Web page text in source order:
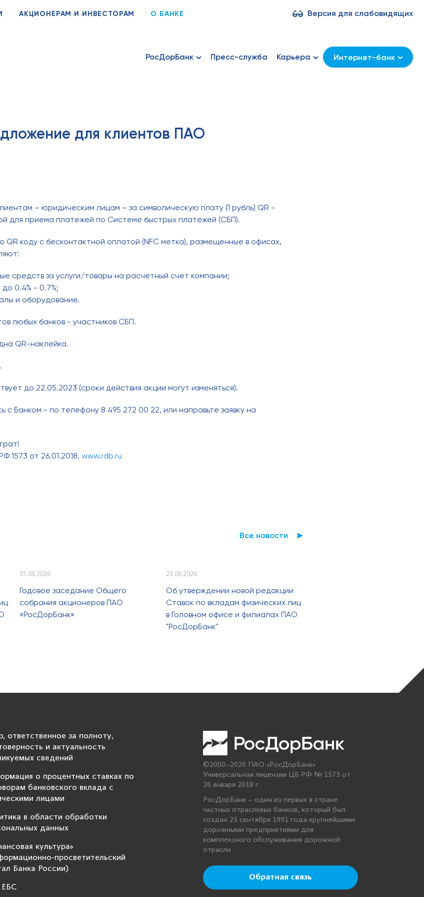
АКЦИОНЕРАМ И ИНВЕСТОРАМ О БАНКЕ Версия для слабовидящих
РосДорБанк Пресс-служба Карьера Интернет-банк
для клиентов ПАО
– юридическим лицам – за символическую плату (1 рубль) QR -
для приема платежей по Системе быстрых платежей (СБП).
коду с бесконтактной оплатой (NFC метка), размещенные в офисах,
средств за услуги/товары на расчетный счет компании;
0.4% - 0.7%;
и оборудование.
любых банков - участников СБП.
QR-наклейка.
до 22.05.2023 (сроки действия акции могут изменяться).
с Банком - по телефону 8 495 272 00 22, или направьте заявку на
1573 от 26.01.2018, www.rdb.ru
Все новости
25.06.2026
Годовое заседание Общего
собрания акционеров ПАО
«РосДорБанк»
23.06.2026
Об утверждении новой редакции
Ставок по вкладам физических лиц
в Головном офисе и филиалах ПАО
"РосДорБанк"
ответственное за полноту,
и актуальность
сведений
о процентных ставках по
банковского вклада с
лицами
в области обработки
данных
культура»
просветительский
Банка России)
ЕБС
©2000–2026 ПАО «РосДорБанк»
Универсальная лицензия ЦБ РФ № 1573 от
26 января 2018 г.
РосДорБанк – один из первых в стране
частных отраслевых банков, который был
создан 25 сентября 1991 года крупнейшими
дорожными предприятиями для
комплексного обслуживания дорожной
отрасли
Обратная связь